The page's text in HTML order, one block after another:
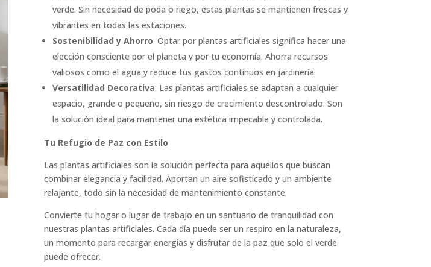
verde. Sin necesidad de poda o riego, estas plantas se mantienen frescas y
vibrantes en todas las estaciones.
Sostenibilidad y Ahorro: Optar por plantas artificiales significa hacer una
elección consciente por el planeta y por tu economía. Ahorra recursos
valiosos como el agua y reduce tus gastos continuos en jardinería.
Versatilidad Decorativa: Las plantas artificiales se adaptan a cualquier
espacio, grande o pequeño, sin riesgo de crecimiento descontrolado. Son
la solución ideal para mantener una estética impecable y controlada.
Tu Refugio de Paz con Estilo
Las plantas artificiales son la solución perfecta para aquellos que buscan
combinar elegancia y facilidad. Aportan un aire sofisticado y un ambiente
relajante, todo sin la necesidad de mantenimiento constante.
Convierte tu hogar o lugar de trabajo en un santuario de tranquilidad con
nuestras plantas artificiales. Cada día puede ser un respiro en la naturaleza,
un momento para recargar energías y disfrutar de la paz que solo el verde
puede ofrecer.